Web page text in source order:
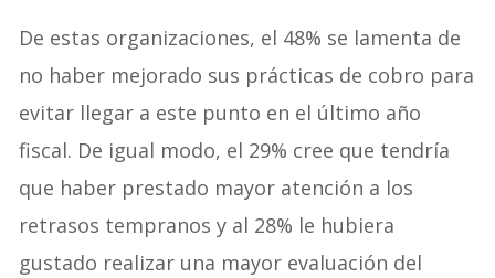
De estas organizaciones, el 48% se lamenta de
no haber mejorado sus prácticas de cobro para
evitar llegar a este punto en el último año
fiscal. De igual modo, el 29% cree que tendría
que haber prestado mayor atención a los
retrasos tempranos y al 28% le hubiera
gustado realizar una mayor evaluación del